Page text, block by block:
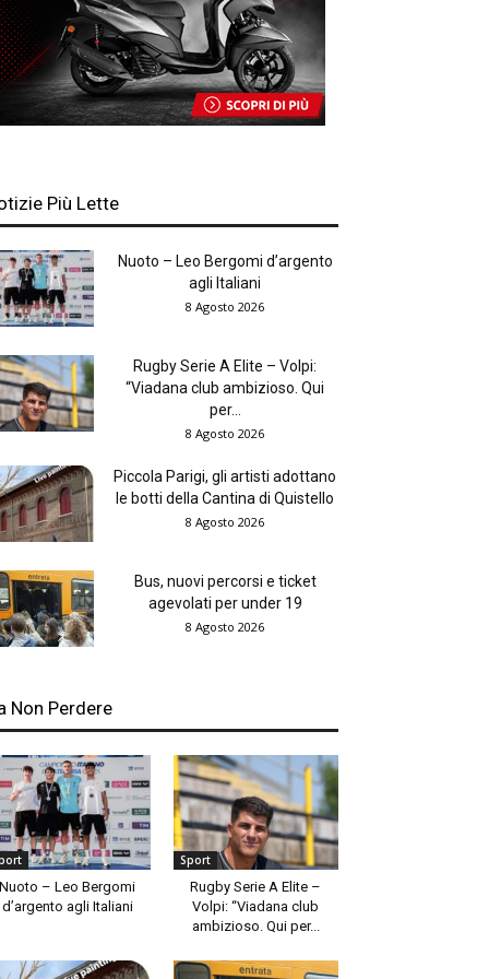
Più Lette
Nuoto – Leo Bergomi d’argento
agli Italiani
8 Agosto 2026
Rugby Serie A Elite – Volpi:
“Viadana club ambizioso. Qui
per...
8 Agosto 2026
Piccola Parigi, gli artisti adottano
le botti della Cantina di Quistello
8 Agosto 2026
Bus, nuovi percorsi e ticket
agevolati per under 19
8 Agosto 2026
Non Perdere
Nuoto – Leo Bergomi
d’argento agli Italiani
Sport
Rugby Serie A Elite –
Volpi: “Viadana club
ambizioso. Qui per...